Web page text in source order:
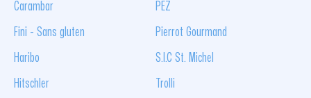
Carambar
Fini - Sans gluten
Haribo
Hitschler
PEZ
Pierrot Gourmand
S.I.C St. Michel
Trolli